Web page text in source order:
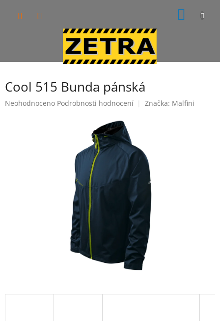
Cool 515 Bunda pánská
Průměrné
Neohodnoceno Podrobnosti hodnocení Značka: Malfini